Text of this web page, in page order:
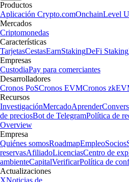
Productos
Aplicación Crypto.comOnchainLevel
Mercados
Criptomonedas
Características
TarjetasCestasEarnStakingDeFi Staking
Empresas
CustodiaPay para comerciantes
Desarrolladores
Cronos PoSCronos EVMCronos
Recursos
InvestigaciónMercadoAprender
de preciosBot de TelegramPolítica de
Overview
Empresa
Quiénes somosRoadmapEmpleoSocios
reservasAfiliadoLicenciasCentro de
ambienteCapitalVerificarPolítica de
Actualizaciones
XNoticias de